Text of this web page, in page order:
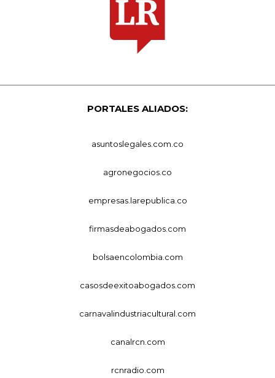
PORTALES ALIADOS:
asuntoslegales.com.co
agronegocios.co
empresas.larepublica.co
firmasdeabogados.com
bolsaencolombia.com
casosdeexitoabogados.com
carnavalindustriacultural.com
canalrcn.com
rcnradio.com